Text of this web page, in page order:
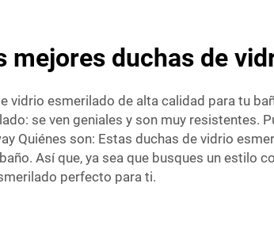
mejores duchas de
vidrio esmerilado de alta calidad para tu
se ven geniales y son muy resistentes.
Quiénes son: Estas duchas de vidrio
Así que, ya sea que busques un
perfecto para ti.